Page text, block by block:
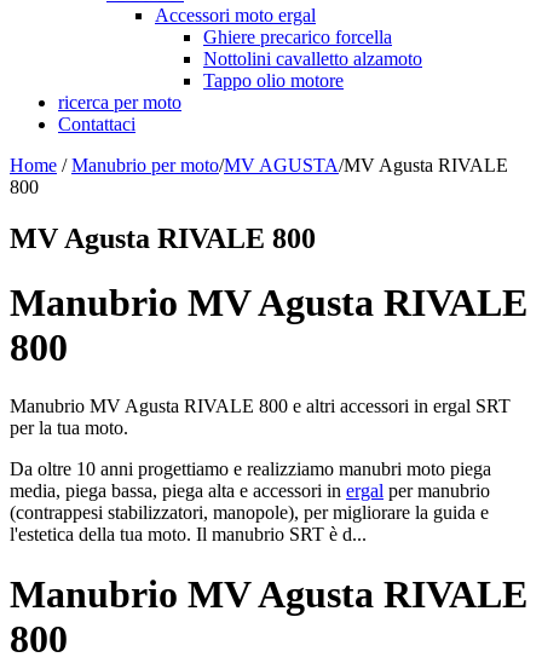
Accessori moto ergal
Ghiere precarico forcella
Nottolini cavalletto alzamoto
Tappo olio motore
ricerca per moto
Contattaci
Home / Manubrio per moto/MV AGUSTA/MV Agusta RIVALE
800
MV Agusta RIVALE 800
Manubrio MV Agusta RIVALE
800
Manubrio MV Agusta RIVALE 800 e altri accessori in ergal SRT
per la tua moto.
Da oltre 10 anni progettiamo e realizziamo manubri moto piega
media, piega bassa, piega alta e accessori in ergal per manubrio
(contrappesi stabilizzatori, manopole), per migliorare la guida e
l'estetica della tua moto. Il manubrio SRT è d...
Manubrio MV Agusta RIVALE
800